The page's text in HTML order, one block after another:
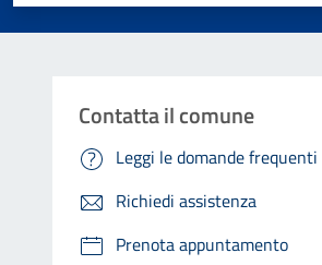
Contatta il comune
Leggi le domande frequenti
Richiedi assistenza
Prenota appuntamento